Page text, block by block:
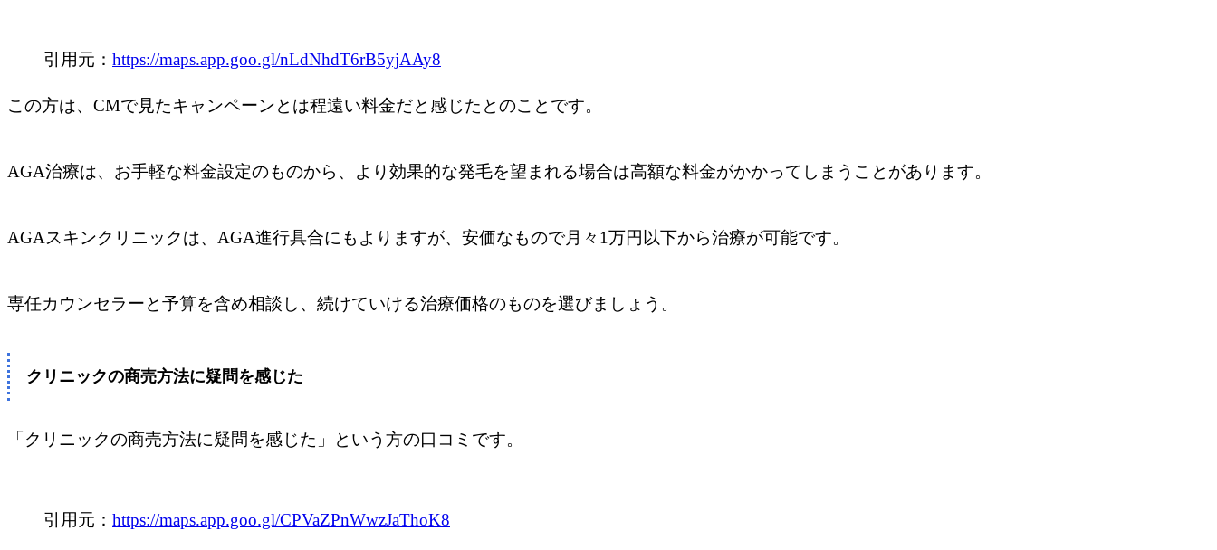
引用元： https://maps.app.goo.gl/nLdNhdT6rB5yjAAy8
この方は、CMで見たキャンペーンとは程遠い料金だと感じたとのことです。
AGA治療は、お手軽な料金設定のものから、より効果的な発毛を望まれる場合は高額な料金がかかってしまうことがあります。
AGAスキンクリニックは、AGA進行具合にもよりますが、安価なもので月々1万円以下から治療が可能です。
専任カウンセラーと予算を含め相談し、続けていける治療価格のものを選びましょう。
クリニックの商売方法に疑問を感じた
「クリニックの商売方法に疑問を感じた」という方の口コミです。
引用元： https://maps.app.goo.gl/CPVaZPnWwzJaThoK8